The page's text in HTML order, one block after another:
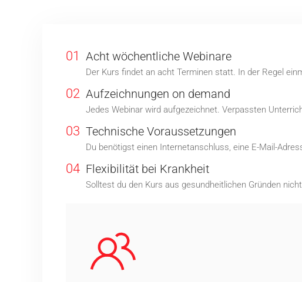
01 Acht wöchentliche Webinare
Der Kurs findet an acht Terminen statt. In der Regel
02 Aufzeichnungen on demand
Jedes Webinar wird aufgezeichnet. Verpassten
03 Technische Voraussetzungen
Du benötigst einen Internetanschluss, eine E-Mail-
04 Flexibilität bei Krankheit
Solltest du den Kurs aus gesundheitlichen Gründen